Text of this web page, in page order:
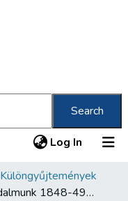
Search
Log In (current)
Különgyűjtemények
Hirlapirodalmunk 1848-49-ben /